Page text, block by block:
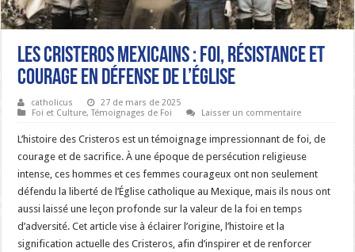
Les Cristeros Mexicains : Foi, Résistance et
Courage en Défense de l’Église
catholicus
27 de mars de 2025
Foi et Culture,Témoignages de Foi Laisser un commentaire
L’histoire des Cristeros est un témoignage impressionnant de foi, de
courage et de sacrifice. À une époque de persécution religieuse
intense, ces hommes et ces femmes courageux ont non seulement
défendu la liberté de l’Église catholique au Mexique, mais ils nous ont
aussi laissé une leçon profonde sur la valeur de la foi en temps
d’adversité. Cet article vise à éclairer l’origine, l’histoire et la
signification actuelle des Cristeros, afin d’inspirer et de renforcer